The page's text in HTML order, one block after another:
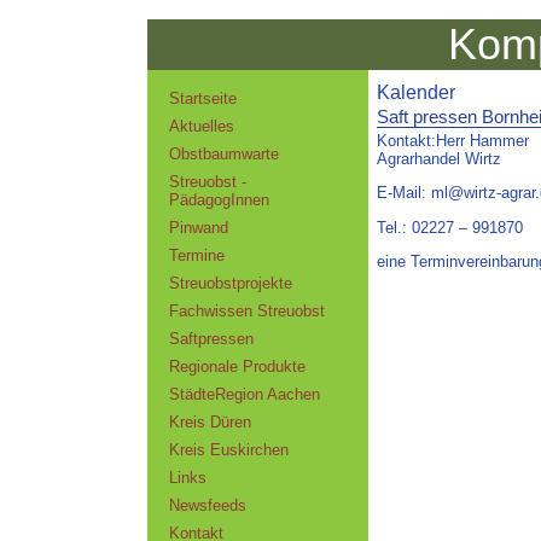
Startseite
Aktuelles
Obstbaumwarte
Streuobst -
PädagogInnen
Pinwand
Termine
Streuobstprojekte
Fachwissen Streuobst
Saftpressen
Regionale Produkte
StädteRegion Aachen
Kreis Düren
Kreis Euskirchen
Links
Newsfeeds
Kontakt
Kalender
Saft pressen
Kontakt:Herr Hammer
Agrarhandel Wirtz
E-Mail: ml@wirtz-
Tel.: 02227 – 991870
eine